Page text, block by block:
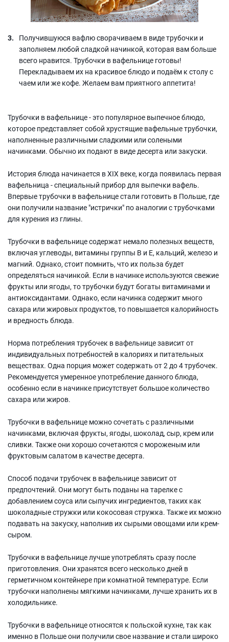
Получившуюся вафлю сворачиваем в виде трубочки и
заполняем любой сладкой начинкой, которая вам больше
всего нравится. Трубочки в вафельнице готовы!
Перекладываем их на красивое блюдо и подаём к столу с
чаем или же кофе. Желаем вам приятного аппетита!
Трубочки в вафельнице - это популярное выпечное блюдо,
которое представляет собой хрустящие вафельные трубочки,
наполненные различными сладкими или солеными
начинками. Обычно их подают в виде десерта или закуски.
История блюда начинается в XIX веке, когда появилась первая
вафельница - специальный прибор для выпечки вафель.
Впервые трубочки в вафельнице стали готовить в Польше, где
они получили название "истрички" по аналогии с трубочками
для курения из глины.
Трубочки в вафельнице содержат немало полезных веществ,
включая углеводы, витамины группы В и Е, кальций, железо и
магний. Однако, стоит помнить, что их польза будет
определяться начинкой. Если в начинке используются свежие
фрукты или ягоды, то трубочки будут богаты витаминами и
антиоксидантами. Однако, если начинка содержит много
сахара или жировых продуктов, то повышается калорийность
и вредность блюда.
Норма потребления трубочек в вафельнице зависит от
индивидуальных потребностей в калориях и питательных
веществах. Одна порция может содержать от 2 до 4 трубочек.
Рекомендуется умеренное употребление данного блюда,
особенно если в начинке присутствует большое количество
сахара или жиров.
Трубочки в вафельнице можно сочетать с различными
начинками, включая фрукты, ягоды, шоколад, сыр, крем или
сливки. Также они хорошо сочетаются с мороженым или
фруктовым салатом в качестве десерта.
Способ подачи трубочек в вафельнице зависит от
предпочтений. Они могут быть поданы на тарелке с
добавлением соуса или сыпучих ингредиентов, таких как
шоколадные стружки или кокосовая стружка. Также их можно
подавать на закуску, наполнив их сырыми овощами или крем-
сыром.
Трубочки в вафельнице лучше употреблять сразу после
приготовления. Они хранятся всего несколько дней в
герметичном контейнере при комнатной температуре. Если
трубочки наполнены мягкими начинками, лучше хранить их в
холодильнике.
Трубочки в вафельнице относятся к польской кухне, так как
именно в Польше они получили свое название и стали широко